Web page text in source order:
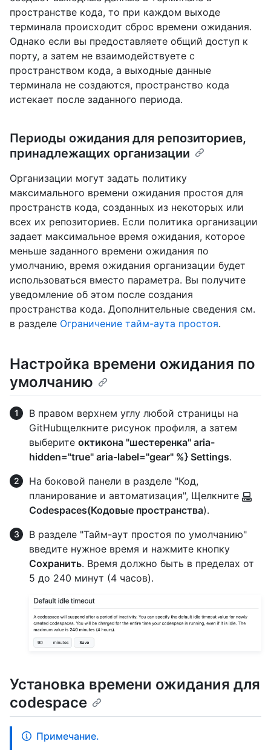
пространстве кода, то при каждом выходе
терминала происходит сброс времени ожидания.
Однако если вы предоставляете общий доступ к
порту, а затем не взаимодействуете с
пространством кода, а выходные данные
терминала не создаются, пространство кода
истекает после заданного периода.
Периоды ожидания для репозиториев,
принадлежащих организации
Организации могут задать политику
максимального времени ожидания простоя для
пространств кода, созданных из некоторых или
всех их репозиториев. Если политика организации
задает максимальное время ожидания, которое
меньше заданного времени ожидания по
умолчанию, время ожидания организации будет
использоваться вместо параметра. Вы получите
уведомление об этом после создания
пространства кода. Дополнительные сведения см.
в разделе Ограничение тайм-аута простоя.
Настройка времени ожидания по
умолчанию
В правом верхнем углу любой страницы на
GitHubщелкните рисунок профиля, а затем
выберите октикона "шестеренка" aria-
hidden="true" aria-label="gear" %} Settings.
На боковой панели в разделе "Код,
планирование и автоматизация", Щелкните
Codespaces(Кодовые пространства).
В разделе "Тайм-аут простоя по умолчанию"
введите нужное время и нажмите кнопку
Сохранить. Время должно быть в пределах от
5 до 240 минут (4 часов).
Установка времени ожидания для
codespace
Примечание.